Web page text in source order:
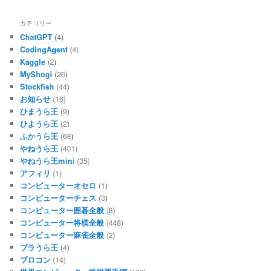
カテゴリー
ChatGPT (4)
CodingAgent (4)
Kaggle (2)
MyShogi (26)
Stockfish (44)
お知らせ (16)
ひまうら王 (9)
ひようら王 (2)
ふかうら王 (68)
やねうら王 (401)
やねうら王mini (35)
アフィリ (1)
コンピューターオセロ (1)
コンピューターチェス (3)
コンピューター囲碁全般 (8)
コンピューター将棋全般 (448)
コンピューター麻雀全般 (2)
ブラうら王 (4)
プロコン (14)